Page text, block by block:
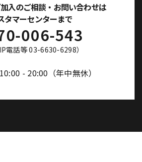
入のご相談・お問い合わせは
タマーセンターまで
006-543
IP電話等 03-6630-6298）
- 20:00（年中無休）